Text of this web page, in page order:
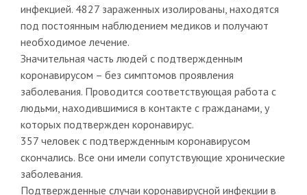
инфекцией. 4827 зараженных изолированы, находятся
под постоянным наблюдением медиков и получают
необходимое лечение.
Значительная часть людей с подтвержденным
коронавирусом – без симптомов проявления
заболевания. Проводится соответствующая работа с
людьми, находившимися в контакте с гражданами, у
которых подтвержден коронавирус.
357 человек с подтвержденным коронавирусом
скончались. Все они имели сопутствующие хронические
заболевания.
Подтвержденные случаи коронавирусной инфекции в